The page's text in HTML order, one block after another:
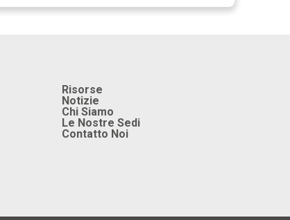
Risorse
Notizie
Chi Siamo
Le Nostre Sedi
Contatto Noi